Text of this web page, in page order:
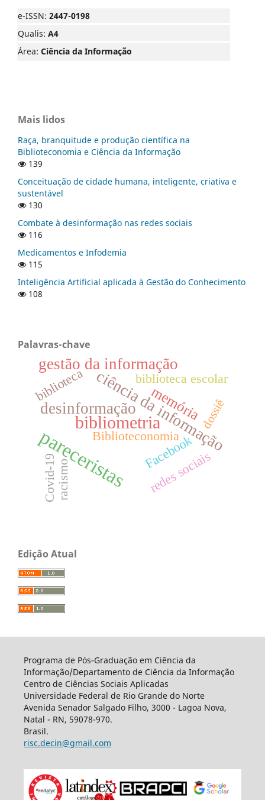
e-ISSN: 2447-0198
Qualis: A4
Área: Ciência da Informação
Mais lidos
Raça, branquitude e produção científica na
Biblioteconomia e Ciência da Informação
139
Conceituação de cidade humana, inteligente, criativa e
sustentável
130
Combate à desinformação nas redes sociais
116
Medicamentos e Infodemia
115
Inteligência Artificial aplicada à Gestão do Conhecimento
108
Palavras-chave
pareceristas
bibliometria
ciência da informação
desinformação
gestão da informação
memória
Biblioteconomia
Facebook
racismo
biblioteca biblioteca escolar
redes sociais
Covid-19
dossiê
Edição Atual
Programa de Pós-Graduação em Ciência da
Informação/Departamento de Ciência da Informação
Centro de Ciências Sociais Aplicadas
Universidade Federal de Rio Grande do Norte
Avenida Senador Salgado Filho, 3000 - Lagoa Nova,
Natal - RN, 59078-970.
Brasil.
risc.decin@gmail.com